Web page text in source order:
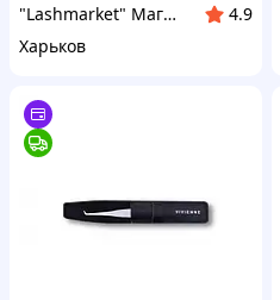
"Lashmarket" Магазин материалов для наращивания и ламинирования ресниц, окрашивания бровей
4.9
Харьков